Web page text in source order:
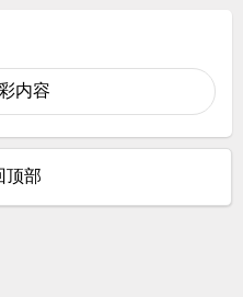
内容
顶部